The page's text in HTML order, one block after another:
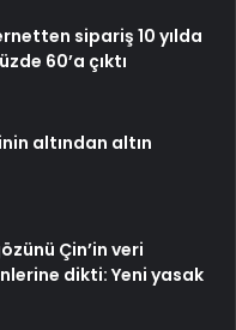
sipariş 10 yılda
60’a çıktı
altından altın
Çin’in veri
dikti: Yeni yasak